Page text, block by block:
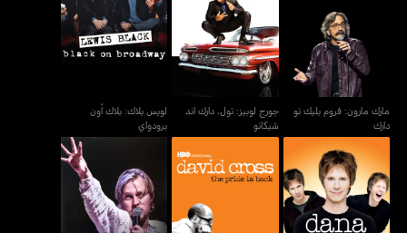
مارك مارون: فروم بليك تو
دارك
مارك مارون: فروم بليك تو
دارك
جورج لوبيز: تول، دارك اند
شيكانو
جورج لوبيز: تول، دارك اند
شيكانو
لويس بلاك: بلاك أون
برودواي
لويس بلاك: بلاك أون
برودواي
دانا كارفي: سكواتينغ مونكيز
تيل نو لايز
ديفيد كروس: ذا برايد إز باك جون إيرلي: نيو مور ذا إيفر